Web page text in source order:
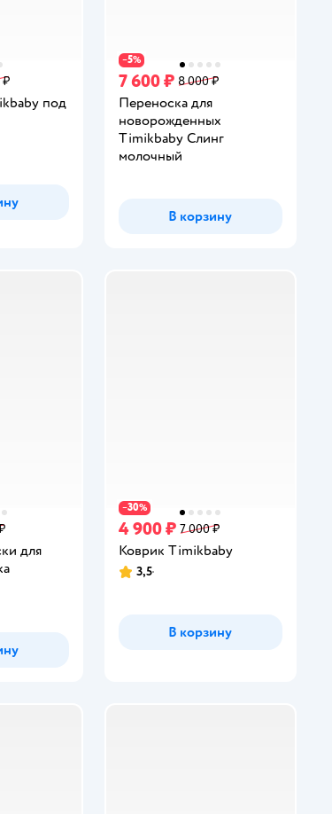
₽
под
−5%
7 600 ₽ 8 000 ₽
Переноска для
новорожденных
Timikbaby Слинг
молочный
В корзину
для
−30%
4 900 ₽ 7 000 ₽
Коврик Timikbaby
Рейтинг:
3,5
В корзину